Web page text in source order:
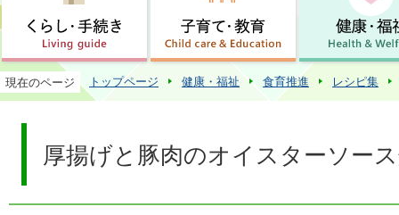
現在のページ トップページ 健康・福祉 食育推進 レシピ集
厚揚げと豚肉のオイスターソー